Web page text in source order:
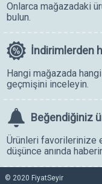
Onlarca mağazadaki
bulun.
İndirimlerden
Hangi mağazada
geçmişini inceleyin.
Beğendiğiniz
Ürünleri favorilerinize
düşünce anında
© 2020 FiyatSeyir